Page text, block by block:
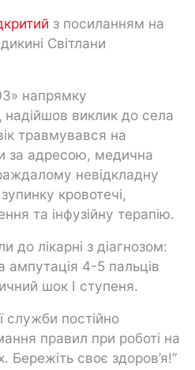
з посиланням на
Світлани
напрямку
виклик до села
травмувався на
за адресою, медична
невідкладну
кровотечі,
та інфузійну терапію.
до лікарні з діагнозом:
ампутація 4-5 пальців
шок І ступеня.
служби постійно
правил при роботі на
Бережіть своє здоров’я!”